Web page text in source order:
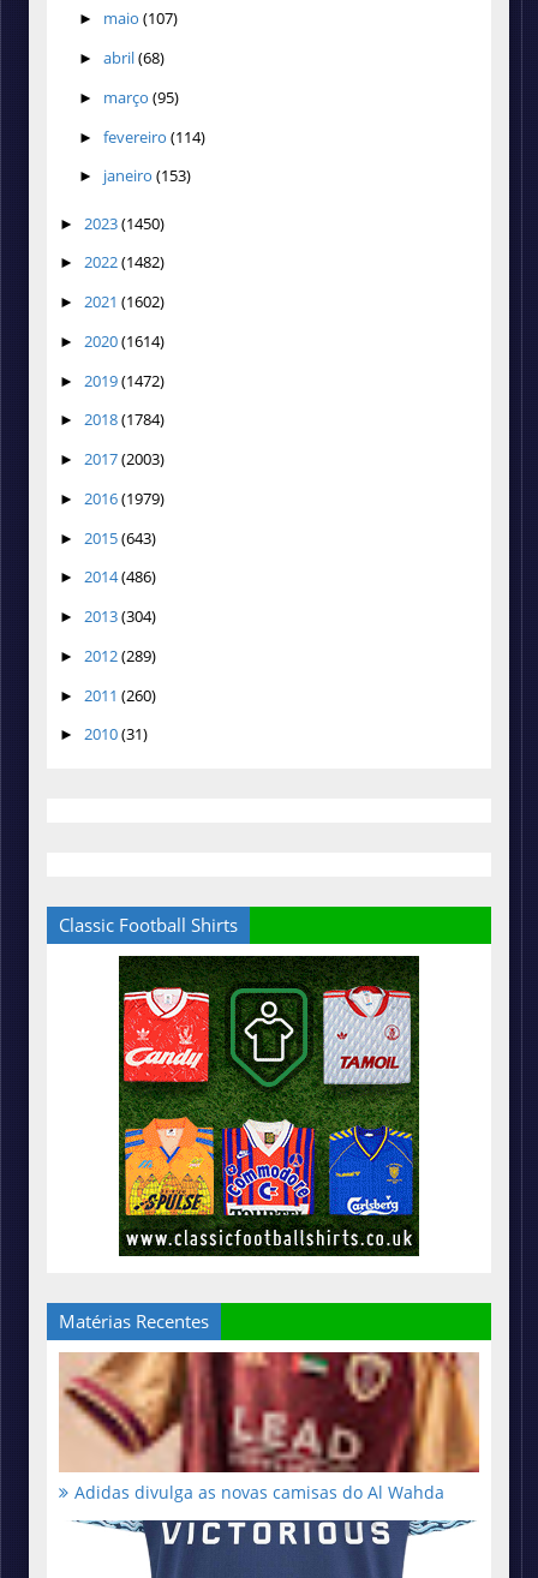
► maio (107)
► abril(68)
► março (95)
► fevereiro (114)
► janeiro (153)
► 2023(1450)
► 2022(1482)
► 2021 (1602)
► 2020(1614)
► 2019(1472)
► 2018(1784)
► 2017(2003)
► 2016(1979)
► 2015(643)
► 2014(486)
► 2013(304)
► 2012(289)
► 2011 (260)
► 2010(31)
Classic Football Shirts
Matérias Recentes
Adidas divulga as novas camisas do Al Wahda